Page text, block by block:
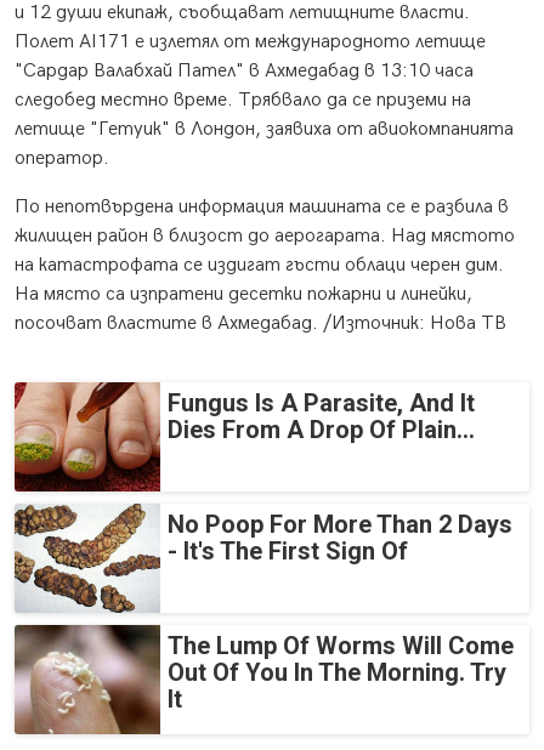
и 12 души екипаж, съобщават летищните власти.
Полет AI171 е излетял от международното летище
"Сардар Валабхай Пател" в Ахмедабад в 13:10 часа
следобед местно време. Трябвало да се приземи на
летище "Гетуик" в Лондон, заявиха от авиокомпанията
оператор.
По непотвърдена информация машината се е разбила в
жилищен район в близост до аерогарата. Над мястото
на катастрофата се издигат гъсти облаци черен дим.
На място са изпратени десетки пожарни и линейки,
посочват властите в Ахмедабад. /Източник: Нова ТВ
Fungus Is A Parasite, And It
Dies From A Drop Of Plain...
No Poop For More Than 2 Days
- It's The First Sign Of
The Lump Of Worms Will Come
Out Of You In The Morning. Try
It